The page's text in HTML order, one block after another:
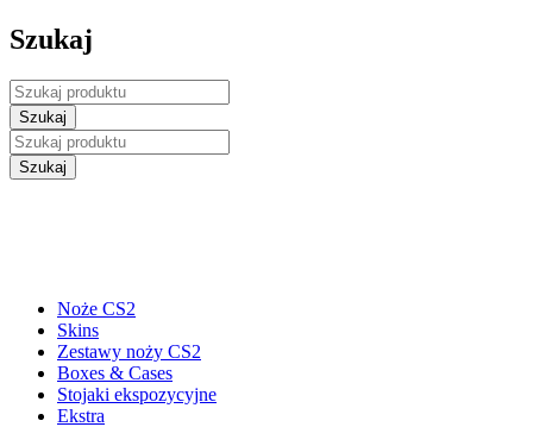
Szukaj
Noże CS2
Skins
Zestawy noży CS2
Boxes & Cases
Stojaki ekspozycyjne
Ekstra